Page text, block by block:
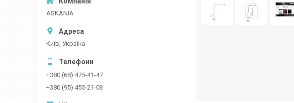
ASKANIA
Київ, Україна
+380 (68) 475-41-47
+380 (95) 455-21-03